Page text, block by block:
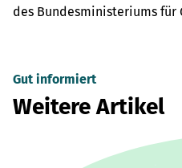
des Bundesministeriums für
Gut informiert
Weitere Artikel